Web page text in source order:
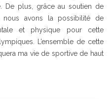
De plus, grâce au soutien de
nous avons la possibilité de
et physique pour cette
L’ensemble de cette
ma vie de sportive de haut